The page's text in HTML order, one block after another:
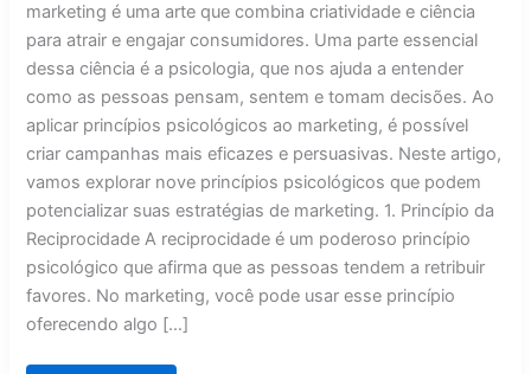
marketing é uma arte que combina criatividade e ciência
para atrair e engajar consumidores. Uma parte essencial
dessa ciência é a psicologia, que nos ajuda a entender
como as pessoas pensam, sentem e tomam decisões. Ao
aplicar princípios psicológicos ao marketing, é possível
criar campanhas mais eficazes e persuasivas. Neste artigo,
vamos explorar nove princípios psicológicos que podem
potencializar suas estratégias de marketing. 1. Princípio da
Reciprocidade A reciprocidade é um poderoso princípio
psicológico que afirma que as pessoas tendem a retribuir
favores. No marketing, você pode usar esse princípio
oferecendo algo […]